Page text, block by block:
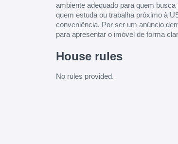
ambiente adequado para quem
quem estuda ou trabalha próximo à
conveniência. Por ser um anúncio
para apresentar o imóvel de forma
House rules
No rules provided.